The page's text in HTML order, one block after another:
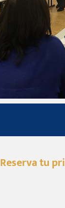
Reserva tu